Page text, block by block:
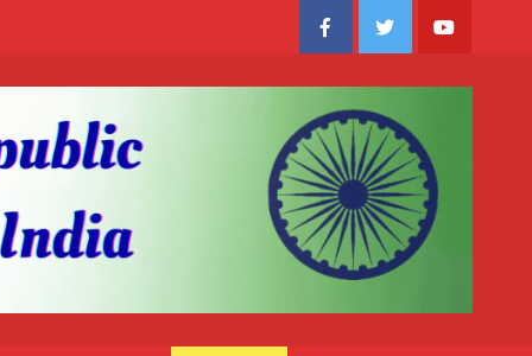
FacebookTwitter Youtube